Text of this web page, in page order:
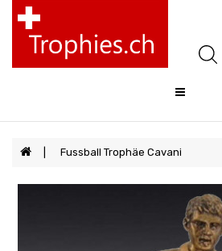
Pokale
Medaillen
Awards
Glocken
Sale
FAQ
Fussball Trophäe Cavani